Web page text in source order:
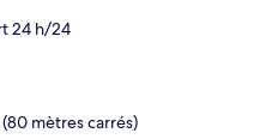
24 h/24
mètres carrés)